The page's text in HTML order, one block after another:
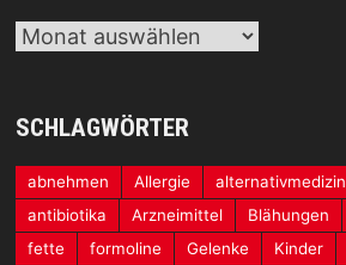
Archiv
SCHLAGWÖRTER
abnehmen Allergie alternativmedizin
antibiotika
Arzneimittel Blähungen
fette
formoline Gelenke Kinder